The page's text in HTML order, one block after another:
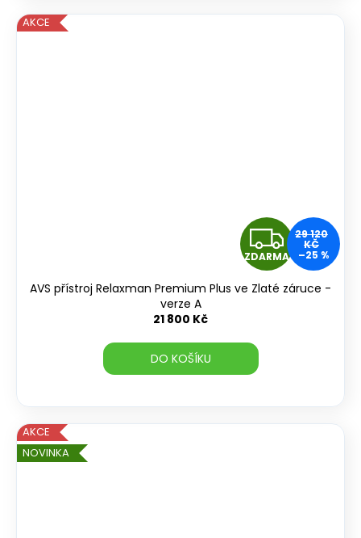
AKCE
Z
D
A
ZDARMA
29 120
KČ
–25 %
AVS přístroj Relaxman Premium Plus ve Zlaté záruce -
verze A
21 800 Kč
DO KOŠÍKU
AKCE
NOVINKA